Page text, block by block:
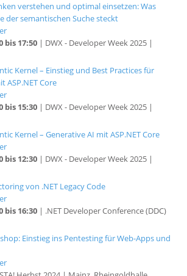
verstehen und optimal einsetzen: Was
der semantischen Suche steckt
bis 17:50| DWX - Developer Week 2025 |
Kernel – Einstieg und Best Practices für
ASP.NET Core
bis 15:30| DWX - Developer Week 2025 |
Kernel – Generative AI mit ASP.NET Core
bis 12:30| DWX - Developer Week 2025 |
von .NET Legacy Code
bis 16:30| .NET Developer Conference (DDC)
Einstieg ins Pentesting für Web-Apps und